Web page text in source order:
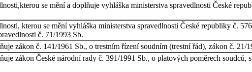
se mění a doplňuje vyhláška ministerstva spravedlnosti České
kterou se mění vyhláška ministerstva spravedlnosti České republiky č.
č. 71/1993 Sb.
zákon č. 141/1961 Sb., o trestním řízení soudním (trestní řád), zákon č. 21/
zákon České národní rady č. 391/1991 Sb., o platových poměrech